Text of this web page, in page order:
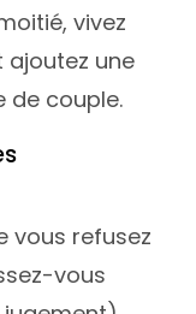
vivez
ajoutez une
de couple.
vous refusez
vous